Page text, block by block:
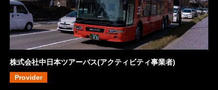
株式会社中日本ツアーバス(アクティビティ事業者)
Provider